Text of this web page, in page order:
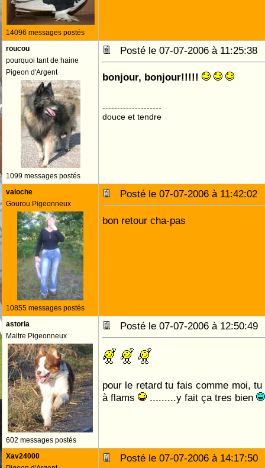
14096 messages postés
roucou
pourquoi tant de haine
Pigeon d'Argent
1099 messages postés
Posté le 07-07-2006 à
bonjour, bonjour!!!!!
--------------------
douce et tendre
valoche
Gourou Pigeonneux
10855 messages postés
Posté le 07-07-2006 à
bon retour cha-pas
astoria
Maitre Pigeonneux
602 messages postés
Posté le 07-07-2006 à
pour le retard tu fais comme moi,
à flams
.........y fait ça tres bien
Xav24000
Posté le 07-07-2006 à